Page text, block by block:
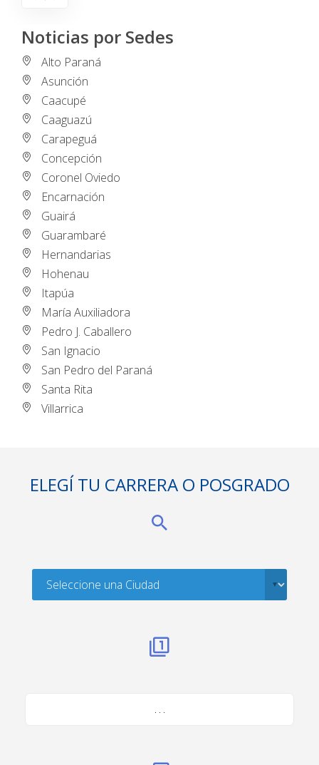
Noticias por Sedes
Alto Paraná
Asunción
Caacupé
Caaguazú
Carapeguá
Concepción
Coronel Oviedo
Encarnación
Guairá
Guarambaré
Hernandarias
Hohenau
Itapúa
María Auxiliadora
Pedro J. Caballero
San Ignacio
San Pedro del Paraná
Santa Rita
Villarrica
ELEGÍ TU CARRERA O POSGRADO